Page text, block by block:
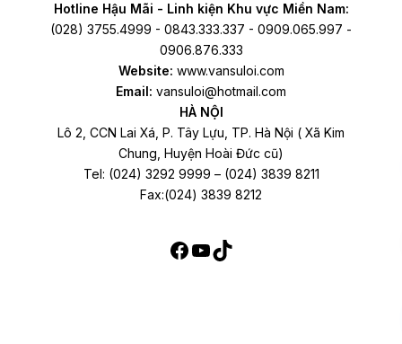
Hotline Hậu Mãi - Linh kiện Khu vực Miền Nam:
(028) 3755.4999 - 0843.333.337 - 0909.065.997 -
0906.876.333
Website: www.vansuloi.com
Email: vansuloi@hotmail.com
HÀ NỘI
Lô 2, CCN Lai Xá, P. Tây Lựu, TP. Hà Nội ( Xã Kim
Chung, Huyện Hoài Đức cũ)
Tel: (024) 3292 9999 – (024) 3839 8211
Fax:(024) 3839 8212